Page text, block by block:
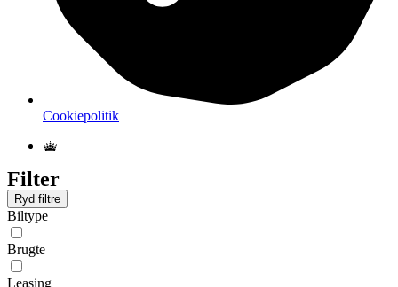
Cookiepolitik
Filter
Ryd filtre
Biltype
Brugte
Leasing